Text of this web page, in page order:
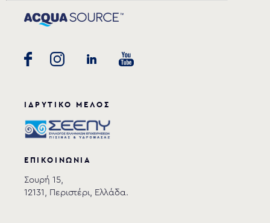
ΙΔΡΥΤΙΚΟ ΜΕΛΟΣ
ΕΠΙΚΟΙΝΩΝΙΑ
Σουρή 15,
12131, Περιστέρι, Ελλάδα.